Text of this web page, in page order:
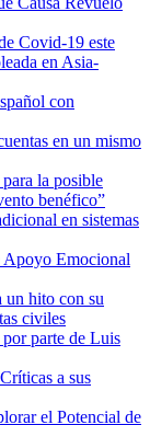
Covid-19 este
en Asia-
con
en un mismo
la posible
benéfico”
en sistemas
Apoyo Emocional
hito con su
civiles
parte de Luis
a sus
el Potencial de